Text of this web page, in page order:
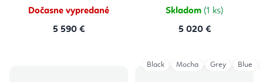
Dočasne vypredané
5 590 €
Skladom (1 ks)
5 020 €
Black Mocha Grey Blue